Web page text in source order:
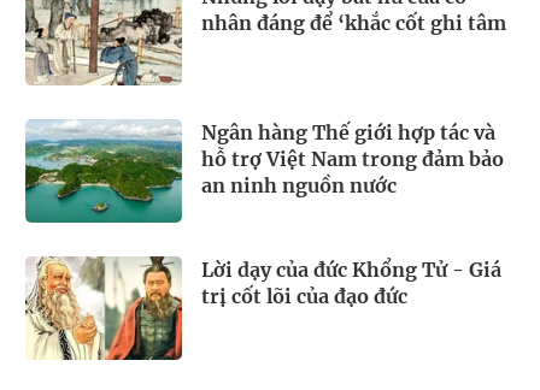
nhân đáng để ‘khắc cốt ghi tâm
Ngân hàng Thế giới hợp tác và
hỗ trợ Việt Nam trong đảm bảo
an ninh nguồn nước
Lời dạy của đức Khổng Tử - Giá
trị cốt lõi của đạo đức